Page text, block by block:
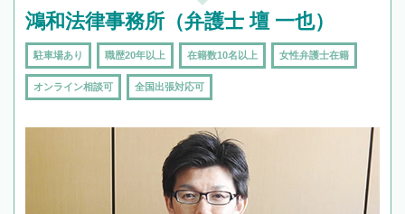
鴻和法律事務所（弁護士 壇 一也）
駐車場あり 職歴20年以上 在籍数10名以上 女性弁護士在籍
オンライン相談可 全国出張対応可